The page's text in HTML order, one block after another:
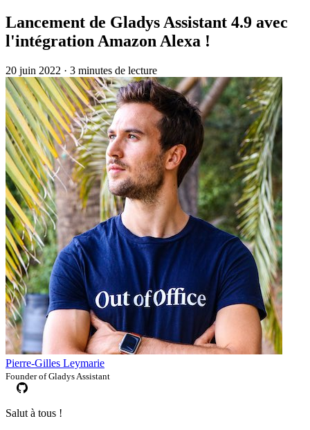
Lancement de Gladys Assistant 4.9 avec
l'intégration Amazon Alexa !
20 juin 2022 · 3 minutes de lecture
Pierre-Gilles Leymarie
Founder of Gladys Assistant
Salut à tous !